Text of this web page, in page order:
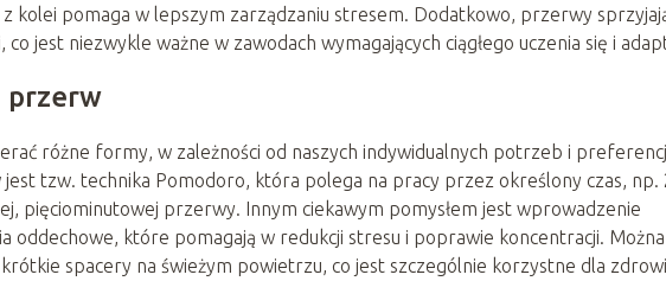
kolei pomaga w lepszym zarządzaniu stresem. Dodatkowo, przerwy
jest niezwykle ważne w zawodach wymagających ciągłego uczenia się i
przerw
różne formy, w zależności od naszych indywidualnych potrzeb i
tzw. technika Pomodoro, która polega na pracy przez określony czas, np.
pięciominutowej przerwy. Innym ciekawym pomysłem jest wprowadzenie
oddechowe, które pomagają w redukcji stresu i poprawie koncentracji. Można
spacery na świeżym powietrzu, co jest szczególnie korzystne dla